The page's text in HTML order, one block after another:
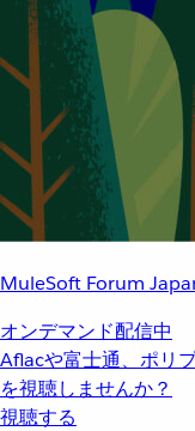
MuleSoft Forum
オンデマンド配信中
Aflacや富士通、ポリ
を視聴しませんか？
視聴する